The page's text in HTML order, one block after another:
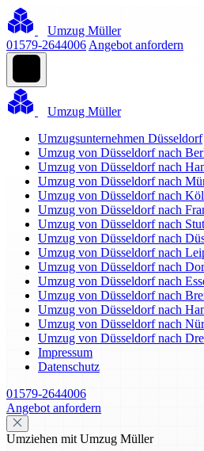
Umzug Müller
01579-2644006 Angebot anfordern
Umzug Müller
Umzugsunternehmen Düsseldorf
Umzug von Düsseldorf nach
Umzug von Düsseldorf nach
Umzug von Düsseldorf nach
Umzug von Düsseldorf nach
Umzug von Düsseldorf nach
Umzug von Düsseldorf nach
Umzug von Düsseldorf nach
Umzug von Düsseldorf nach
Umzug von Düsseldorf nach
Umzug von Düsseldorf nach
Umzug von Düsseldorf nach
Umzug von Düsseldorf nach
Umzug von Düsseldorf nach
Umzug von Düsseldorf nach
Impressum
Datenschutz
01579-2644006
Angebot anfordern
Umziehen mit Umzug Müller